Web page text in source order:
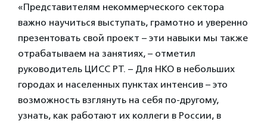
«Представителям некоммерческого сектора
важно научиться выступать, грамотно и уверенно
презентовать свой проект – эти навыки мы также
отрабатываем на занятиях, – отметил
руководитель ЦИСС РТ. – Для НКО в небольших
городах и населенных пунктах интенсив – это
возможность взглянуть на себя по-другому,
узнать, как работают их коллеги в России, в